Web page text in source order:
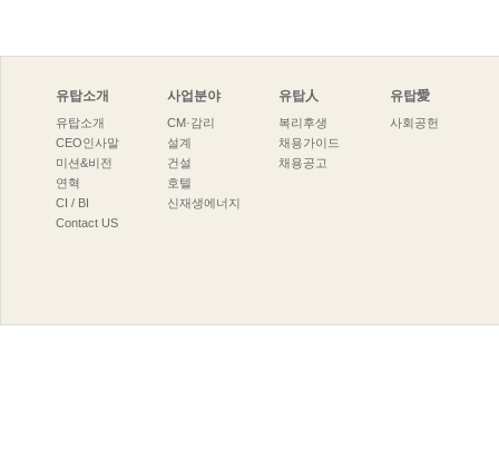
유탑소개
유탑소개
CEO인사말
미션&비전
연혁
CI/BI
ContactUS
사업분야
CM·감리
설계
건설
호텔
신재생에너지
유탑人
복리후생
채용가이드
채용공고
유탑愛
사회공헌